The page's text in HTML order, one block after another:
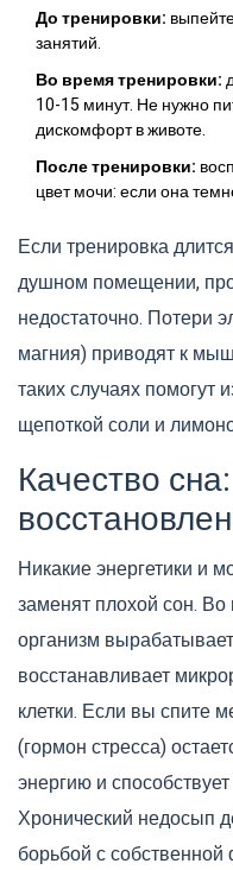
До тренировки:
занятий.
Во время тренировки:
10-15 минут. Не нужно
дискомфорт в животе.
После тренировки:
цвет мочи: если она
Если тренировка
душном помещении,
недостаточно. Потери
магния) приводят к
таких случаях помогут
щепоткой соли и
Качество
Никакие энергетики и
заменят плохой сон.
организм
восстанавливает
клетки. Если вы спите
(гормон стресса)
энергию и
Хронический недосып
борьбой с